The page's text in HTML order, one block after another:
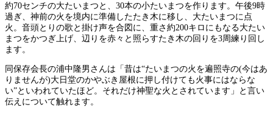
約70センチの大たいまつと、30本の小たいまつを作ります。午後9時
過ぎ、神前の火を境内に準備したたき木に移し、大たいまつに点
火。音頭とりの歌と掛け声を合図に、重さ約200キロにもなる大たい
まつをかつぎ上げ、辺りを赤々と照らすたき木の回りを3周練り回し
ます。
同保存会長の浦中隆男さんは「昔は“たいまつの火を遍照寺の(今はあ
りませんが)大日堂のかやぶき屋根に押し付けても火事にはならな
い”といわれていたほど。それだけ神聖な火とされています」と言い
伝えについて触れます。